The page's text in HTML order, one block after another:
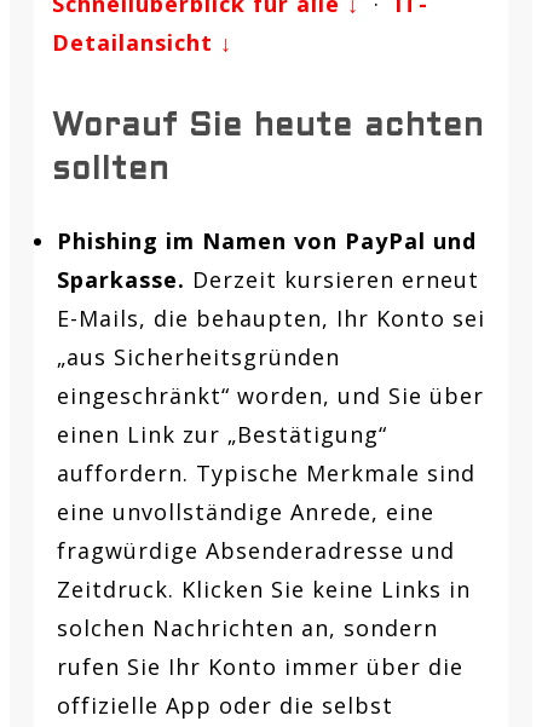
Detailansicht ↓
Worauf Sie heute achten
sollten
Phishing im Namen von PayPal und
Sparkasse. Derzeit kursieren erneut
E-Mails, die behaupten, Ihr Konto sei
„aus Sicherheitsgründen
eingeschränkt“ worden, und Sie über
einen Link zur „Bestätigung“
auffordern. Typische Merkmale sind
eine unvollständige Anrede, eine
fragwürdige Absenderadresse und
Zeitdruck. Klicken Sie keine Links in
solchen Nachrichten an, sondern
rufen Sie Ihr Konto immer über die
offizielle App oder die selbst